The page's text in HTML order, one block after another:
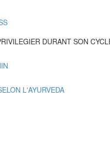
DURANT SON
L'AYURVEDA